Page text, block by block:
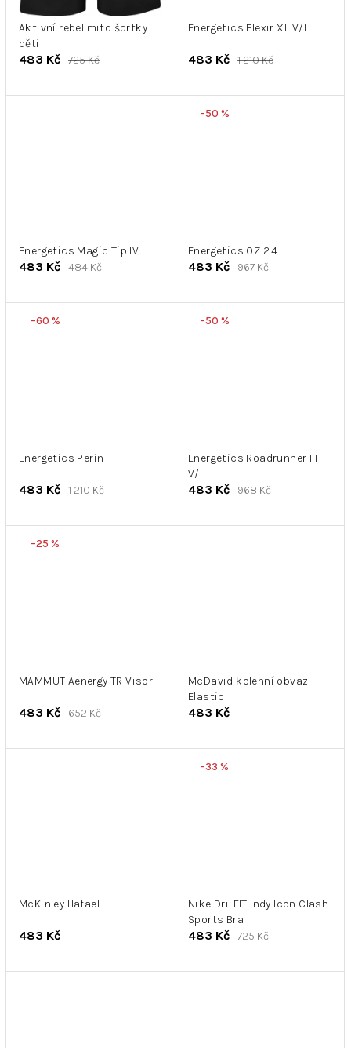
Aktivní rebel mito šortky
děti
483 Kč 725 Kč
Energetics Elexir XII V/L
483 Kč 1 210 Kč
Energetics Magic Tip IV
483 Kč 484 Kč
–50 %
Energetics OZ 2.4
483 Kč 967 Kč
–60 %
Energetics Perin
483 Kč 1 210 Kč
–50 %
Energetics Roadrunner III
V/L
483 Kč 968 Kč
–25 %
MAMMUT Aenergy TR Visor
483 Kč 652 Kč
McDavid kolenní obvaz
Elastic
483 Kč
McKinley Hafael
483 Kč
–33 %
Nike Dri-FIT Indy Icon Clash
Sports Bra
483 Kč 725 Kč